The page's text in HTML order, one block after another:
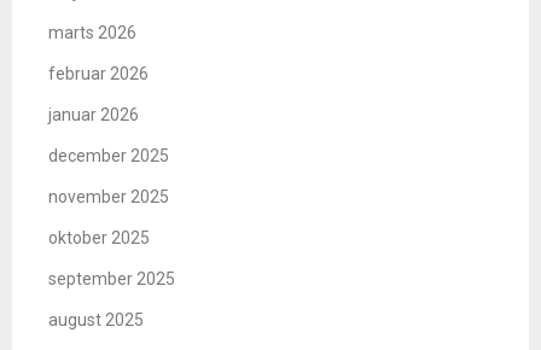
marts 2026
februar 2026
januar 2026
december 2025
november 2025
oktober 2025
september 2025
august 2025